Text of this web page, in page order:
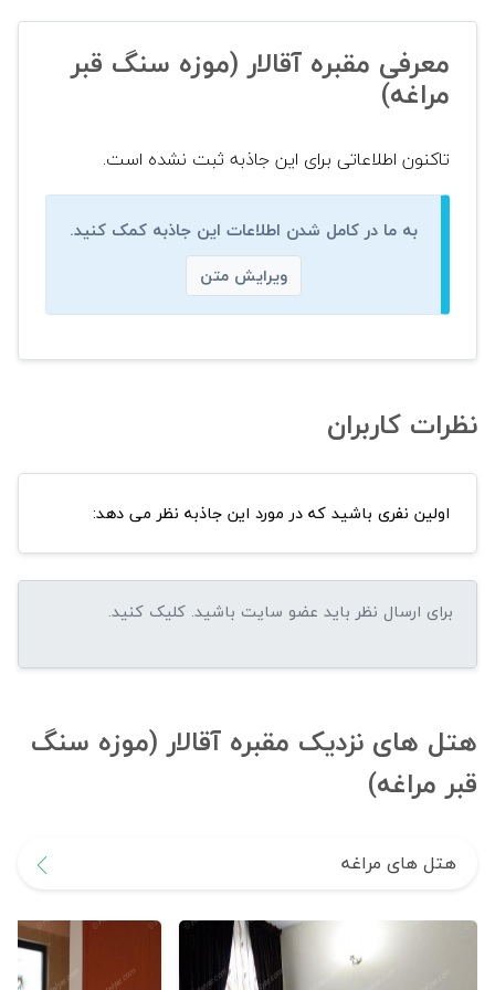
معرفی مقبره آقالار (موزه سنگ قبر
مراغه)
تاکنون اطلاعاتی برای این جاذبه ثبت نشده است.
به ما در کامل شدن اطلاعات این جاذبه کمک کنید.
ویرایش متن
نظرات کاربران
اولین نفری باشید که در مورد این جاذبه نظر می دهد:
هتل های نزدیک مقبره آقالار (موزه سنگ
قبر مراغه)
هتل های مراغه